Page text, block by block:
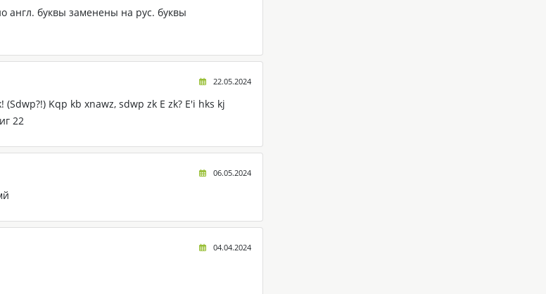
буквы заменены на рус. буквы
22.05.2024
Kqp kb xnawz, sdwp zk E zk? E'i hks kj
22
06.05.2024
04.04.2024